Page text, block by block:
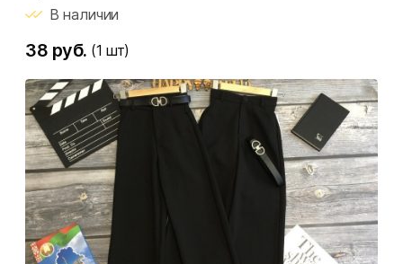
В наличии
38 руб. (1 шт)